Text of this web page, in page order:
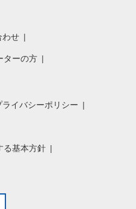
わせ
ターの方
ライバシーポリシー
る基本方針